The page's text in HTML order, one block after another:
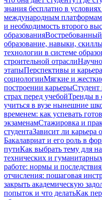
знания бесплатно в
международным платформам
и необходимость второго
образования
образование, навыки,
технологии в системе
строительной отрасли
этапыПерспективы и
социологииМягкие и
построении карьерыСтудент
страх перед учебойТренды в
учиться в вузе нынешние
временем: как успевать
экзаменамСтажировка и
студентаЗависит ли карьера
Бакалавриат и его роль в
путиКак выбрать тему для
технических и
работе: нормы и последствия
отчисления: пошаговая
закрыть академическую
попыток и что делатьКак